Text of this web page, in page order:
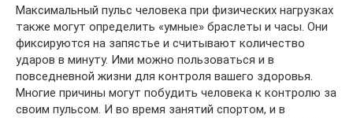
Максимальный пульс человека при физических нагрузках
также могут определить «умные» браслеты и часы. Они
фиксируются на запястье и считывают количество
ударов в минуту. Ими можно пользоваться и в
повседневной жизни для контроля вашего здоровья.
Многие причины могут побудить человека к контролю за
своим пульсом. И во время занятий спортом, и в